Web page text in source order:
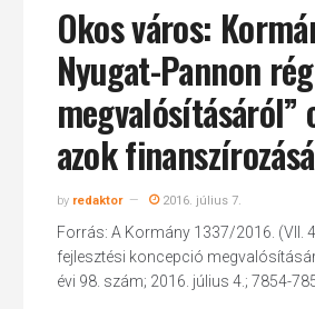
Okos város:
Nyugat-Pannon
azok
by redaktor 2016. július 7.
Forrás: A Kormány 1337/2016. (VII.
fejlesztési koncepció
évi 98. szám; 2016. július 4.; 7854-